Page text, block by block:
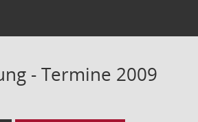
- Termine 2009